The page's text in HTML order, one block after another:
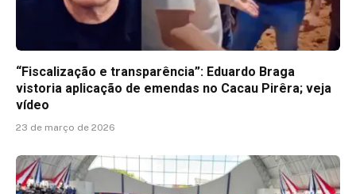
“Fiscalização e transparência”: Eduardo Braga
vistoria aplicação de emendas no Cacau Pirêra; veja
vídeo
23 de março de 2026